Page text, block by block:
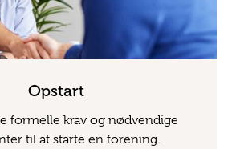
Opstart
formelle krav og nødvendige
til at starte en forening.